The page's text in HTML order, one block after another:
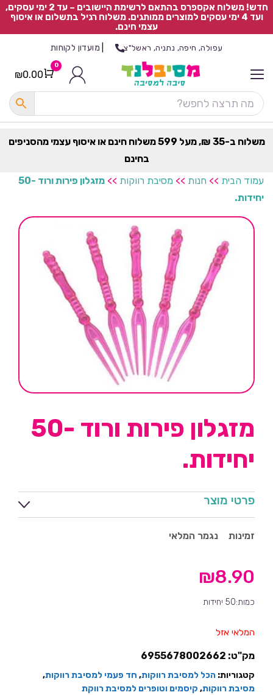
חדש! משלוח אקספרס בהתאם לרשימת היישובים – עד 2 ימי עסקים,
ועד 4 ימי עסקים למוצרים ממותגים. משלוח רגיל בתשלום או איסוף
עצמי חינם.
עפולה, חיפה, נתניה, ראשל"צ מועדון לקוחות
Cart
0
₪0.00
משלוח ב-35 ₪, מעל 599 משלוח חינם או איסוף עצמי מהסניפים
בחינם
עמוד הבית >> חנות >> מסיבת רווקות >>
מזגלון פירות ורוד -50
יחידות.
מזגלון פירות ורוד -50
יחידות.
פרטי מוצר
זמינות נגמר המלאי
₪8.90
כמות:50 יחידות
המלאי אזל
מק"ט: 6955678002662
קטגוריות: הכל למסיבת רווקות, חד פעמי למסיבת רווקות,
מסיבת רווקות, קיסמים וטופרים למסיבת רווקת